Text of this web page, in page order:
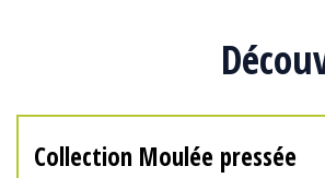
Collection Moulée pressée